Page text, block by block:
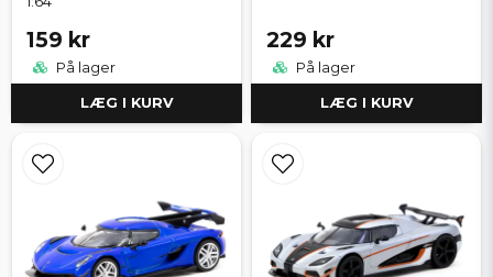
159 kr
På lager
LÆG I KURV
229 kr
På lager
LÆG I KURV